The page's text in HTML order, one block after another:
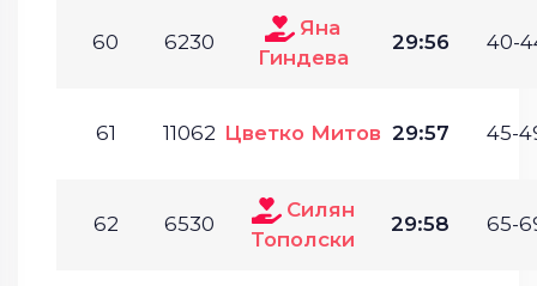
60 6230
Яна
Гиндева
29:56 40-
61 11062 Цветко Митов 29:57 45-
62 6530
Силян
Тополски
29:58 65-